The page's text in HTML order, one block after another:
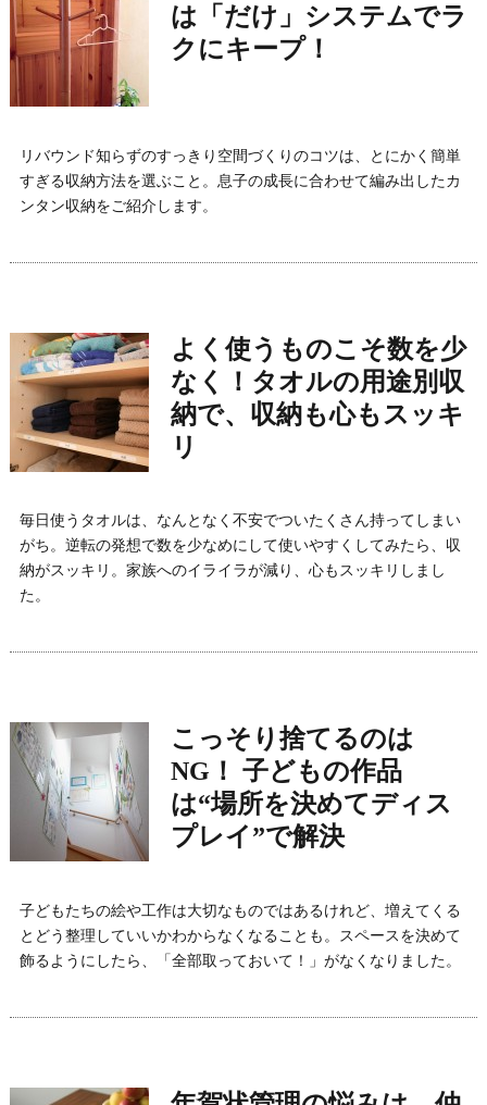
は「だけ」システムでラ
クにキープ！
リバウンド知らずのすっきり空間づくりのコツは、とにかく簡単
すぎる収納方法を選ぶこと。息子の成長に合わせて編み出したカ
ンタン収納をご紹介します。
よく使うものこそ数を少
なく！タオルの用途別収
納で、収納も心もスッキ
リ
毎日使うタオルは、なんとなく不安でついたくさん持ってしまい
がち。逆転の発想で数を少なめにして使いやすくしてみたら、収
納がスッキリ。家族へのイライラが減り、心もスッキリしまし
た。
こっそり捨てるのは
NG！ 子どもの作品
は“場所を決めてディス
プレイ”で解決
子どもたちの絵や工作は大切なものではあるけれど、増えてくる
とどう整理していいかわからなくなることも。スペースを決めて
飾るようにしたら、「全部取っておいて！」がなくなりました。